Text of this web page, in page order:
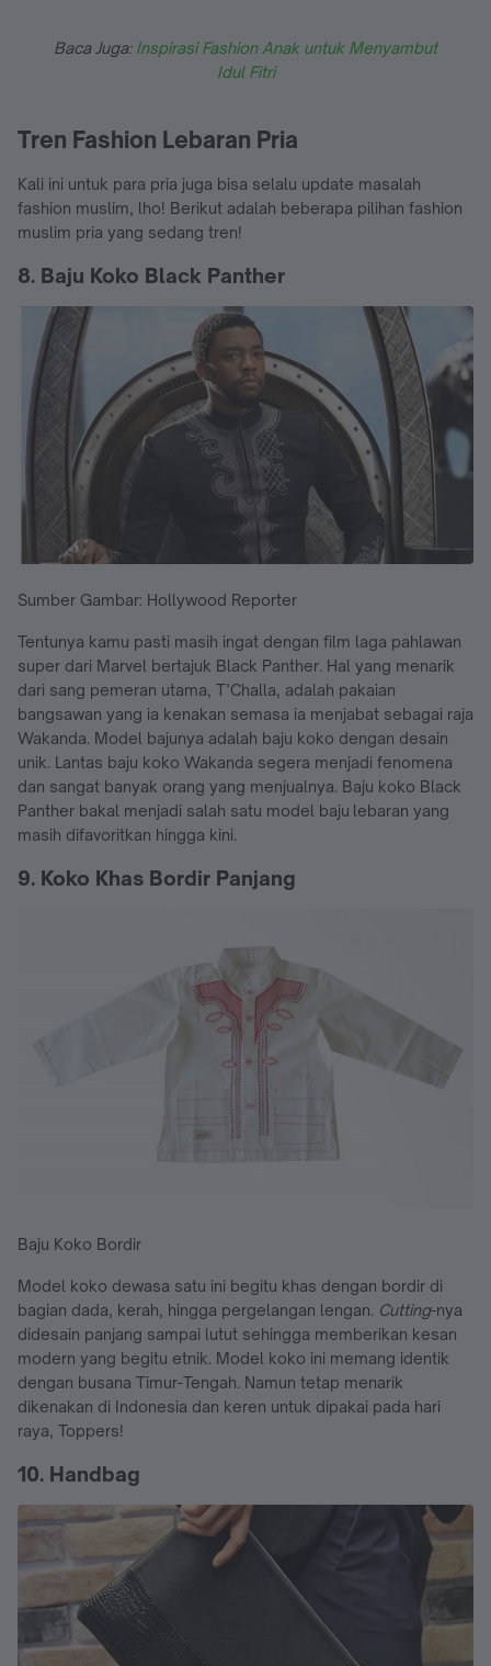
Baca Juga: Inspirasi Fashion Anak untuk Menyambut
Idul Fitri
Tren Fashion Lebaran Pria
Kali ini untuk para pria juga bisa selalu update masalah
fashion muslim, lho! Berikut adalah beberapa pilihan fashion
muslim pria yang sedang tren!
8. Baju Koko Black Panther
Sumber Gambar: Hollywood Reporter
Tentunya kamu pasti masih ingat dengan film laga pahlawan
super dari Marvel bertajuk Black Panther. Hal yang menarik
dari sang pemeran utama, T’Challa, adalah pakaian
bangsawan yang ia kenakan semasa ia menjabat sebagai raja
Wakanda. Model bajunya adalah baju koko dengan desain
unik. Lantas baju koko Wakanda segera menjadi fenomena
dan sangat banyak orang yang menjualnya. Baju koko Black
Panther bakal menjadi salah satu model baju lebaran yang
masih difavoritkan hingga kini.
9. Koko Khas Bordir Panjang
Baju Koko Bordir
Model koko dewasa satu ini begitu khas dengan bordir di
bagian dada, kerah, hingga pergelangan lengan. Cutting-nya
didesain panjang sampai lutut sehingga memberikan kesan
modern yang begitu etnik. Model koko ini memang identik
dengan busana Timur-Tengah. Namun tetap menarik
dikenakan di Indonesia dan keren untuk dipakai pada hari
raya, Toppers!
10. Handbag